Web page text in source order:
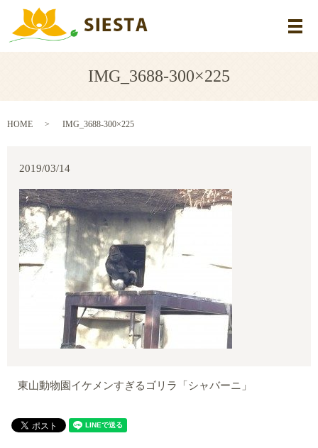
メ
IMG_3688-300×225
HOME IMG_3688-300×225
2019/03/14
東山動物園イケメンすぎるゴリラ「シャバーニ」